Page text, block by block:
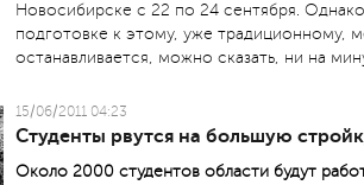
Новосибирске с 22 по 24 сентября.
подготовке к этому, уже традиционному,
останавливается, можно сказать, ни на
15/06/2011 04:23
Студенты рвутся на большую
Около 2000 студентов области будут